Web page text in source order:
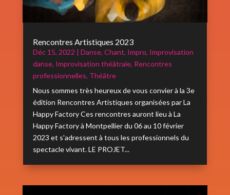
Rencontres Artistiques 2023
Déc 15, 2022 | Danse, Chant, Impro, Improvisation
danse, Improvisation théâtrale, Rencontres
professionnelles, Théâtre
Nous sommes très heureux de vous convier à la 3e
édition Rencontres Artistiques organisées par La
Happy Factory Ces rencontres auront lieu à La
Happy Factory à Montpellier du 06 au 10 février
2023 et s'adressent à tous les professionnels du
spectacle vivant. LE PROJET...